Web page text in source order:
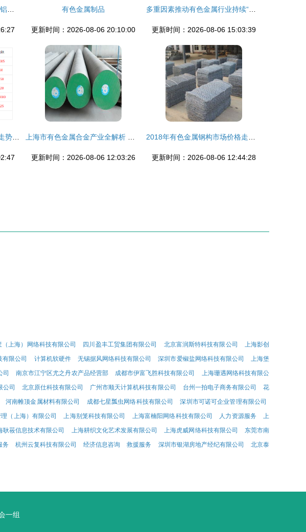
有色金属制品
更新时间：2026-08-06 20:10:00 更新时间：2026-08-06 15:03:39
更新时间：2026-08-06 12:03:26 更新时间：2026-08-06 12:44:28
（上海）网络科技有限公司 四川盈丰工贸集团有限公司 北京富润斯特科技有限公司
上海影创
有限公司 计算机软硬件 无锡据风网络科技有限公司 深圳市爱椒盐网络科技有限公司
上海堡
司 南京市江宁区尤之丹农产品经营部 成都市伊富飞胜科技有限公司
上海珊遇网络科技有限公
公司 北京原仕科技有限公司 广州市顺天计算机科技有限公司 台州一拍电子商务有限公司
花
河南帷顶金属材料有限公司 成都七星瓢虫网络科技有限公司
深圳市可诺可企业管理有限公司
（上海）有限公司 上海别笼科技有限公司 上海富楠阳网络科技有限公司 人力资源服务
上
耿莜信息技术有限公司 上海耕织文化艺术发展有限公司 上海虎威网络科技有限公司
东莞市南
务 杭州云复科技有限公司 经济信息咨询 救援服务 深圳市银湖房地产经纪有限公司
北京泰
一组